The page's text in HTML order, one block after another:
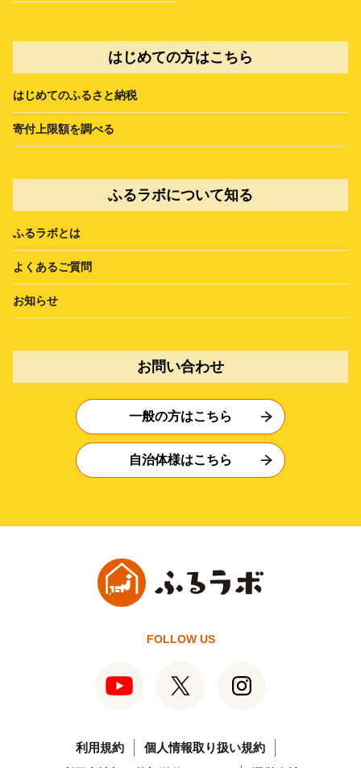
はじめての方はこちら
はじめてのふるさと納税
寄付上限額を調べる
ふるラボについて知る
ふるラボとは
よくあるご質問
お知らせ
お問い合わせ
一般の方はこちら
自治体様はこちら
FOLLOW US
利用規約
個人情報取り扱い規約